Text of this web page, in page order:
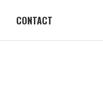
CONTACT